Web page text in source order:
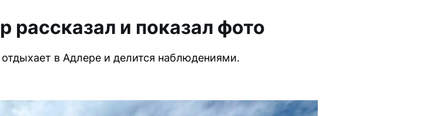
рассказал и показал фото
в Адлере и делится наблюдениями.